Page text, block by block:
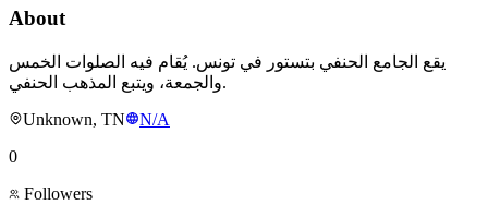
About
يقع الجامع الحنفي بتستور في تونس. يُقام فيه الصلوات الخمس
والجمعة، ويتبع المذهب الحنفي.
Unknown, TN
N/A
0
Followers